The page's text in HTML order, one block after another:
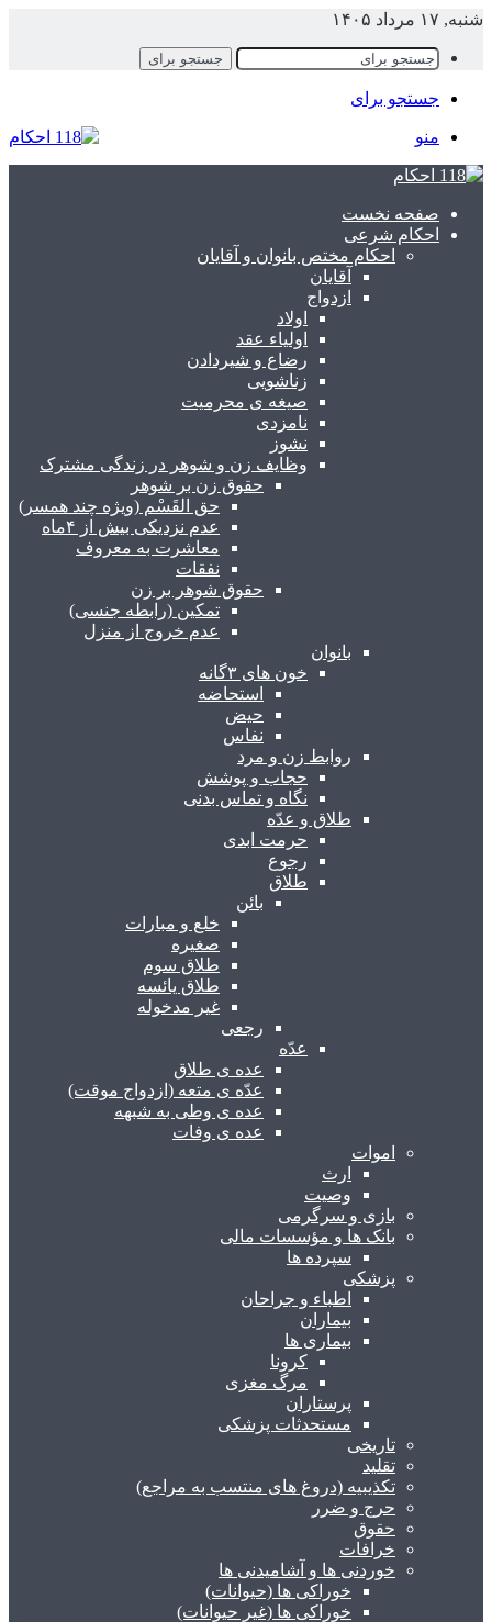
۱۷ مرداد ۱۴۰۵
جستجو برای
جستجو برای
منو
صفحه نخست
احکام شرعی
احکام مختص بانوان و آقایان
آقایان
ازدواج
اولاد
اولیاء عقد
رضاع و شیردادن
زناشویی
صیغه ی محرمیت
نامزدی
نشوز
وظایف زن و شوهر در زندگی مشترک
حقوق زن بر شوهر
حق القَسْم (ویژه چند همسر)
عدم نزدیکی بیش از ۴ماه
معاشرت به معروف
نفقات
حقوق شوهر بر زن
تمکین (رابطه جنسی)
عدم خروج از منزل
بانوان
خون های ۳گانه
استحاضه
حیض
نفاس
روابط زن و مرد
حجاب و پوشش
نگاه و تماس بدنی
طلاق و عدّه
حرمت ابدی
رجوع
طلاق
بائن
خلع و مبارات
صغیره
طلاق سوم
طلاق یائسه
غیر مدخوله
رجعی
عدّه
عده ی طلاق
عدّه ی متعه (ازدواج موقت)
عده ی وطی به شبهه
عده ی وفات
اموات
ارث
وصیت
بازی و سرگرمی
بانک ها و مؤسسات مالی
سپرده ها
پزشکی
اطباء و جراحان
بیماران
بیماری ها
کرونا
مرگ مغزی
پرستاران
مستحدثات پزشکی
تاریخی
تقلید
تکذیبیه (دروغ های منتسب به مراجع)
حرج و ضرر
حقوق
خرافات
خوردنی ها و آشامیدنی ها
خوراکی ها (حیوانات)
خوراکی ها (غیر حیوانات)